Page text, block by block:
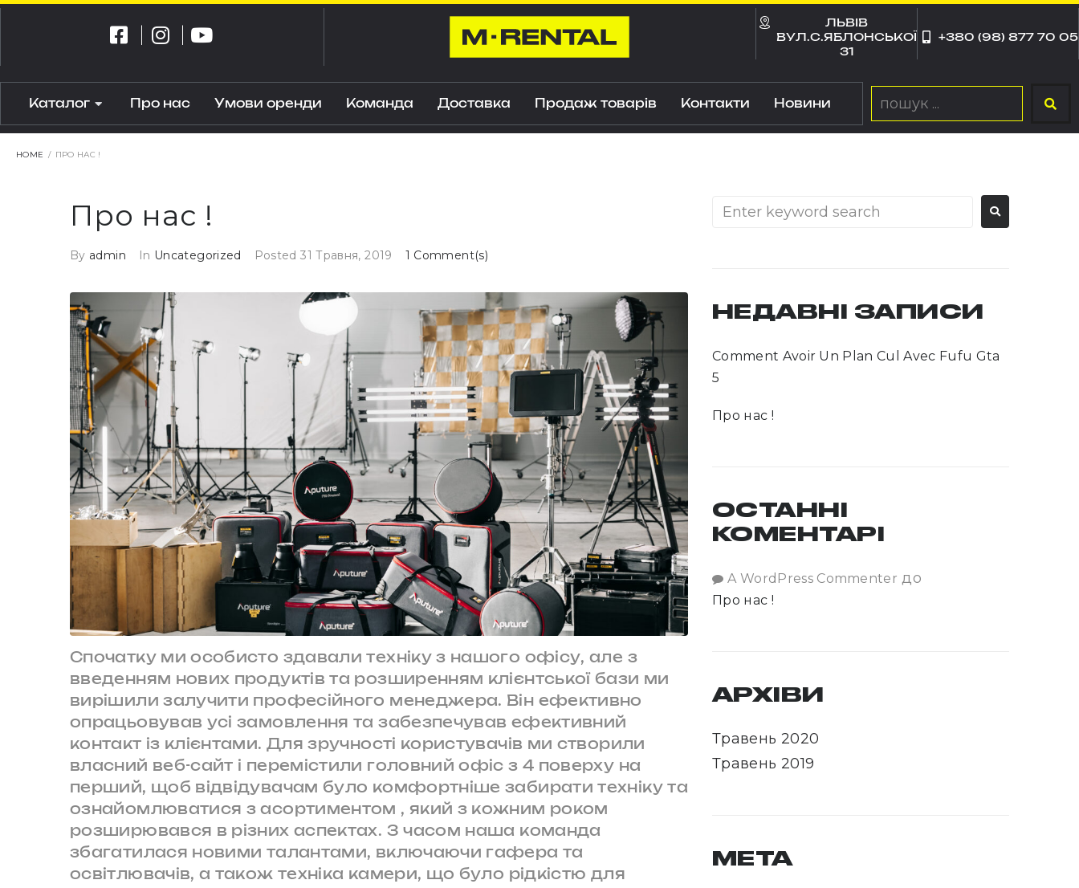
ЛЬВІВ
ВУЛ.С.ЯБЛОНСЬКОЇ
31
+380 (98) 877 70 05
Каталог Про нас Умови оренди Команда Доставка Продаж товарів Контакти Новини
HOME / ПРО НАС !
Про нас !
By admin In Uncategorized Posted31 Травня, 2019 1 Comment(s)
Спочатку ми особисто здавали техніку з нашого офісу, але з
введенням нових продуктів та розширенням клієнтської бази ми
вирішили залучити професійного менеджера. Він ефективно
опрацьовував усі замовлення та забезпечував ефективний
контакт із клієнтами. Для зручності користувачів ми створили
власний веб-сайт і перемістили головний офіс з 4 поверху на
перший, щоб відвідувачам було комфортніше забирати техніку та
ознайомлюватися з асортиментом , який з кожним роком
розширювався в різних аспектах. З часом наша команда
збагатилася новими талантами, включаючи гафера та
освітлювачів, а також техніка камери, що було рідкістю для
НЕДАВНІ ЗАПИСИ
Comment Avoir Un Plan Cul Avec Fufu Gta
5
Про нас !
ОСТАННІ
КОМЕНТАРІ
A WordPress Commenter до
Про нас !
АРХІВИ
Травень 2020
Травень 2019
МЕТА